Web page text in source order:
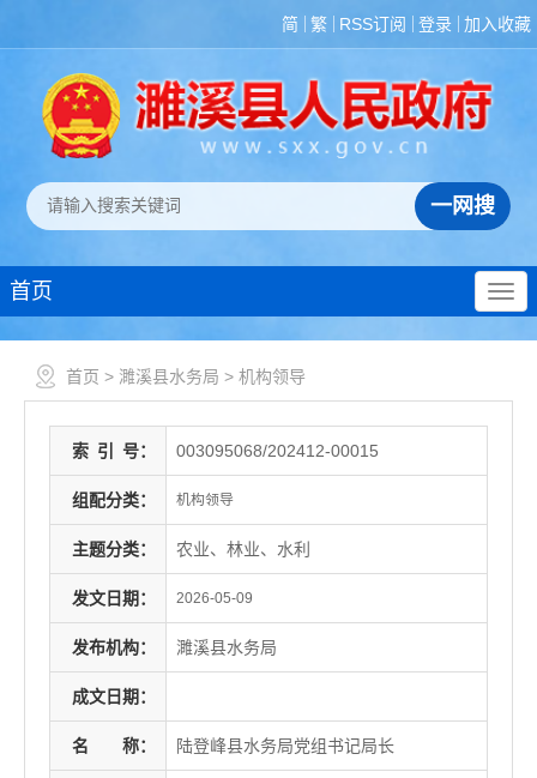
简 繁 RSS订阅 登录 加入收藏
首页
首页 > 濉溪县水务局 > 机构领导
索 引 号： 003095068/202412-00015
组配分类： 机构领导
主题分类： 农业、林业、水利
发文日期： 2026-05-09
发布机构： 濉溪县水务局
成文日期：
名 称： 陆登峰县水务局党组书记局长